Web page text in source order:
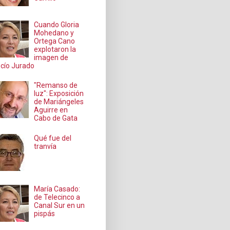
Cuando Gloria
Mohedano y
Ortega Cano
explotaron la
imagen de
Jurado
"Remanso de
luz": Exposición
de Mariángeles
Aguirre en
Cabo de Gata
Qué fue del
tranvía
María Casado:
de Telecinco a
Canal Sur en un
pispás